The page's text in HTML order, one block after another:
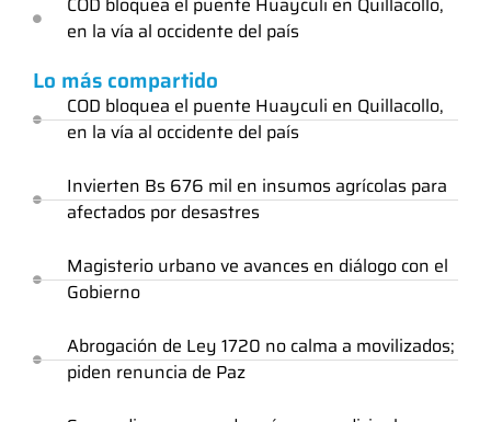
en la vía al occidente del país
Lo más compartido
COD bloquea el puente Huayculi en Quillacollo,
en la vía al occidente del país
Invierten Bs 676 mil en insumos agrícolas para
afectados por desastres
Magisterio urbano ve avances en diálogo con el
Gobierno
Abrogación de Ley 1720 no calma a movilizados;
piden renuncia de Paz